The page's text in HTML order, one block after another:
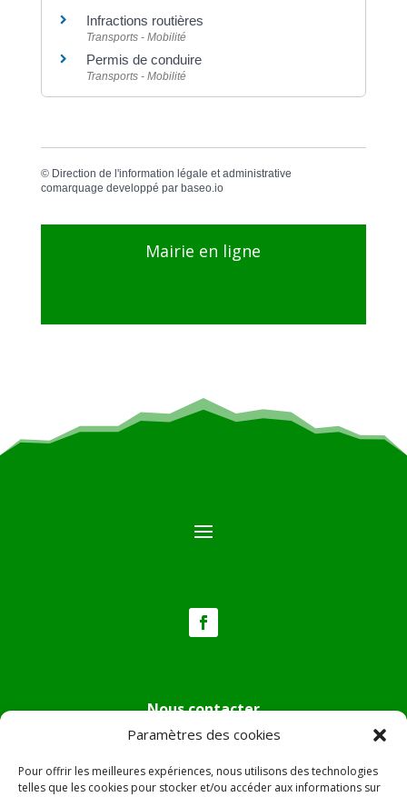
Paramètres des cookies
Pour offrir les meilleures expériences, nous utilisons des technologies
telles que les cookies pour stocker et/ou accéder aux informations sur
Infractions routières
Transports - Mobilité
Permis de conduire
Transports - Mobilité
© Direction de l'information légale et administrative
comarquage developpé par baseo.io
Mairie en ligne
Nous contacter
Tél :04.95.36.24.02
Mail:
mairie.pietradiverde@wanadoo.fr
Adresse :Hôtel de ville de Pietra di Verde